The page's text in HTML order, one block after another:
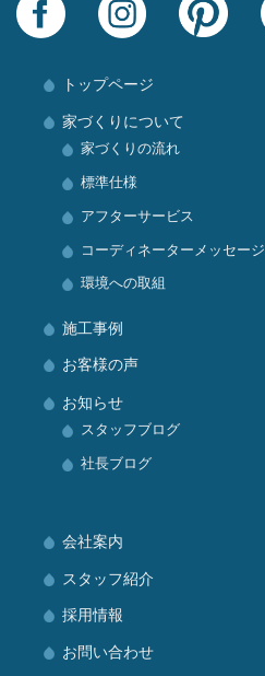
トップページ
家づくりについて
家づくりの流れ
標準仕様
アフターサービス
コーディネーターメッセージ
環境への取組
施工事例
お客様の声
お知らせ
スタッフブログ
社長ブログ
会社案内
スタッフ紹介
採用情報
お問い合わせ